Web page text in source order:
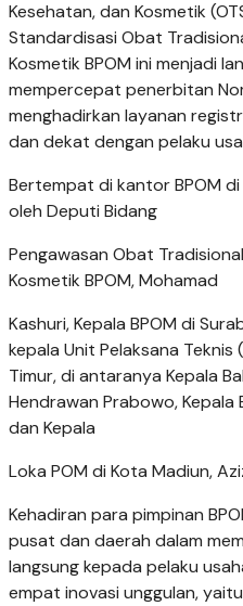
Kesehatan, dan Kosmetik
Standardisasi Obat
Kosmetik BPOM ini menjadi
mempercepat penerbitan
menghadirkan layanan
dan dekat dengan pelaku
Bertempat di kantor BPOM
oleh Deputi Bidang
Pengawasan Obat
Kosmetik BPOM, Mohamad
Kashuri, Kepala BPOM di
kepala Unit Pelaksana Teknis
Timur, di antaranya Kepala
Hendrawan Prabowo, Kepala
dan Kepala
Loka POM di Kota Madiun,
Kehadiran para pimpinan
pusat dan daerah dalam
langsung kepada pelaku
empat inovasi unggulan, yaitu